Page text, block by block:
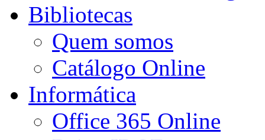
Bibliotecas
Quem somos
Catálogo Online
Informática
Office 365 Online